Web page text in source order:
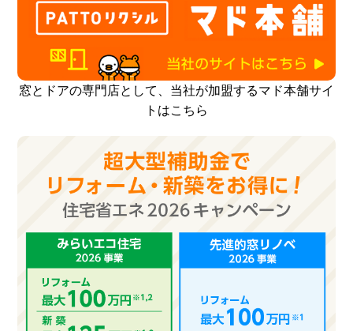
窓とドアの専門店として、当社が加盟するマド本舗サイ
トはこちら